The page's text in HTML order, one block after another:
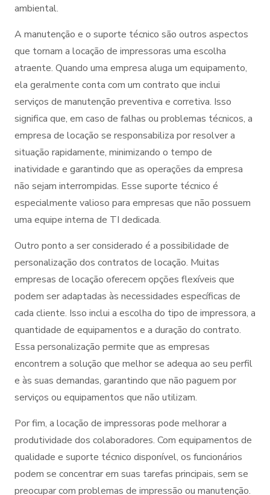
ambiental.
A manutenção e o suporte técnico são outros aspectos
que tornam a locação de impressoras uma escolha
atraente. Quando uma empresa aluga um equipamento,
ela geralmente conta com um contrato que inclui
serviços de manutenção preventiva e corretiva. Isso
significa que, em caso de falhas ou problemas técnicos, a
empresa de locação se responsabiliza por resolver a
situação rapidamente, minimizando o tempo de
inatividade e garantindo que as operações da empresa
não sejam interrompidas. Esse suporte técnico é
especialmente valioso para empresas que não possuem
uma equipe interna de TI dedicada.
Outro ponto a ser considerado é a possibilidade de
personalização dos contratos de locação. Muitas
empresas de locação oferecem opções flexíveis que
podem ser adaptadas às necessidades específicas de
cada cliente. Isso inclui a escolha do tipo de impressora, a
quantidade de equipamentos e a duração do contrato.
Essa personalização permite que as empresas
encontrem a solução que melhor se adequa ao seu perfil
e às suas demandas, garantindo que não paguem por
serviços ou equipamentos que não utilizam.
Por fim, a locação de impressoras pode melhorar a
produtividade dos colaboradores. Com equipamentos de
qualidade e suporte técnico disponível, os funcionários
podem se concentrar em suas tarefas principais, sem se
preocupar com problemas de impressão ou manutenção.